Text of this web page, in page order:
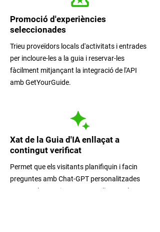
Promoció d'experiències
seleccionades
Trieu proveïdors locals d'activitats i entrades
per incloure-les a la guia i reservar-les
fàcilment mitjançant la integració de l'API
amb GetYourGuide.
Xat de la Guia d'IA enllaçat a
contingut verificat
Permet que els visitants planifiquin i facin
preguntes amb Chat-GPT personalitzades
segons els seus interessos, utilitzant el teu